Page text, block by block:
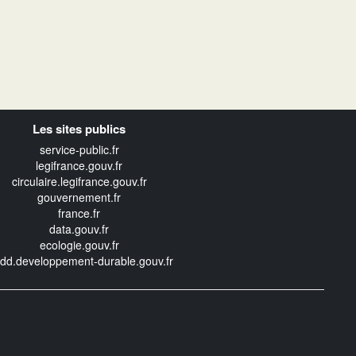
Les sites publics
service-public.fr
legifrance.gouv.fr
circulaire.legifrance.gouv.fr
gouvernement.fr
france.fr
data.gouv.fr
ecologie.gouv.fr
durable.gouv.fr